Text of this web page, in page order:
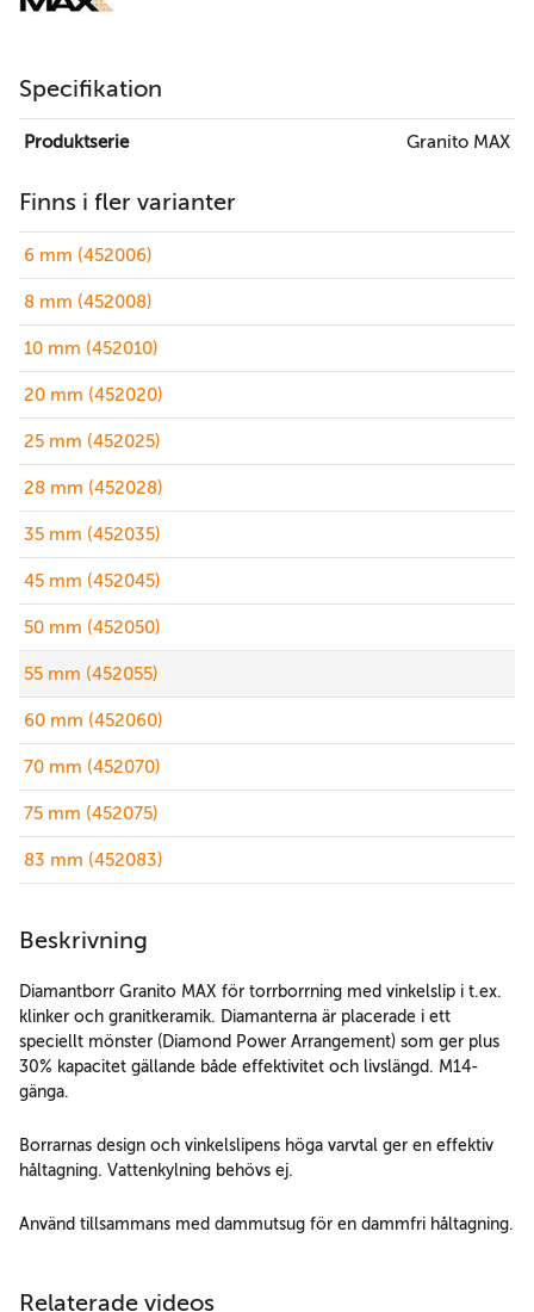
Specifikation
Produktserie Granito MAX
Finns i fler varianter
6 mm (452006)
8 mm (452008)
10 mm (452010)
20 mm (452020)
25 mm (452025)
28 mm (452028)
35 mm (452035)
45 mm (452045)
50 mm (452050)
55 mm (452055)
60 mm (452060)
70 mm (452070)
75 mm (452075)
83 mm (452083)
Beskrivning
Diamantborr Granito MAX för torrborrning med vinkelslip i t.ex.
klinker och granitkeramik. Diamanterna är placerade i ett
speciellt mönster (Diamond Power Arrangement) som ger plus
30% kapacitet gällande både effektivitet och livslängd. M14-
gänga.
Borrarnas design och vinkelslipens höga varvtal ger en effektiv
håltagning. Vattenkylning behövs ej.
Använd tillsammans med dammutsug för en dammfri håltagning.
Relaterade videos